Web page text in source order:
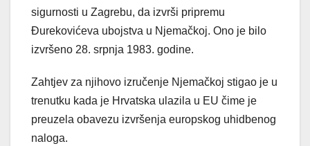
sigurnosti u Zagrebu, da izvrši pripremu
Đurekovićeva ubojstva u Njemačkoj. Ono je bilo
izvršeno 28. srpnja 1983. godine.
Zahtjev za njihovo izručenje Njemačkoj stigao je u
trenutku kada je Hrvatska ulazila u EU čime je
preuzela obavezu izvršenja europskog uhidbenog
naloga.